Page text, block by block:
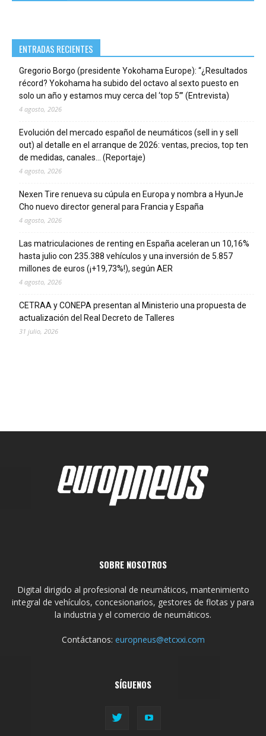
ENTRADAS RECIENTES
Gregorio Borgo (presidente Yokohama Europe): “¿Resultados
récord? Yokohama ha subido del octavo al sexto puesto en
solo un año y estamos muy cerca del ‘top 5’” (Entrevista)
4 agosto, 2026
Evolución del mercado español de neumáticos (sell in y sell
out) al detalle en el arranque de 2026: ventas, precios, top ten
de medidas, canales… (Reportaje)
4 agosto, 2026
Nexen Tire renueva su cúpula en Europa y nombra a HyunJe
Cho nuevo director general para Francia y España
4 agosto, 2026
Las matriculaciones de renting en España aceleran un 10,16%
hasta julio con 235.388 vehículos y una inversión de 5.857
millones de euros (¡+19,73%!), según AER
4 agosto, 2026
CETRAA y CONEPA presentan al Ministerio una propuesta de
actualización del Real Decreto de Talleres
31 julio, 2026
SOBRE NOSOTROS
Digital dirigido al profesional de neumáticos, mantenimiento
integral de vehículos, concesionarios, gestores de flotas y para
la industria y el comercio de neumáticos.
Contáctanos: europneus@etcxxi.com
SÍGUENOS